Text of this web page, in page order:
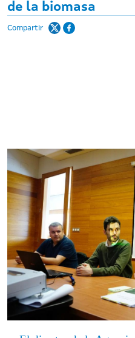
de la biomasa
Compartir